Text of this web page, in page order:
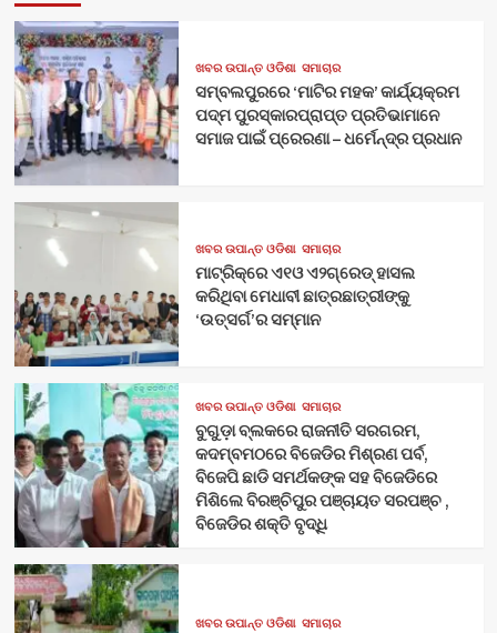
ଖବର ଉପାନ୍ତ ଓଡିଶା ସମାଚାର
ସମ୍ବଲପୁରରେ ‘ମାଟିର ମହକ’ କାର୍ଯ୍ୟକ୍ରମ
ପଦ୍ମ ପୁରସ୍କାରପ୍ରାପ୍ତ ପ୍ରତିଭାମାନେ
ସମାଜ ପାଇଁ ପ୍ରେରଣା – ଧର୍ମେନ୍ଦ୍ର ପ୍ରଧାନ
ଖବର ଉପାନ୍ତ ଓଡିଶା ସମାଚାର
ମାଟ୍ରିକ୍‌ରେ ଏ୧ଓ ଏ୨ଗ୍ରେଡ୍‌ ହାସଲ
କରିଥିବା ମେଧାବୀ ଛାତ୍ରଛାତ୍ରୀଙ୍କୁ
‘ଉତ୍ସର୍ଗ’ର ସମ୍ମାନ
ଖବର ଉପାନ୍ତ ଓଡିଶା ସମାଚାର
ବୁଗୁଡ଼ା ବ୍ଲକରେ ରାଜନୀତି ସରଗରମ,
କଦମ୍ବମଠରେ ବିଜେଡିର ମିଶ୍ରଣ ପର୍ବ,
ବିଜେପି ଛାଡି ସମର୍ଥକଙ୍କ ସହ ବିଜେଡିରେ
ମିଶିଲେ ବିରଞ୍ଚିପୁର ପଞ୍ଚାୟତ ସରପଞ୍ଚ ,
ବିଜେଡିର ଶକ୍ତି ବୃଦ୍ଧି
ଖବର ଉପାନ୍ତ ଓଡିଶା ସମାଚାର